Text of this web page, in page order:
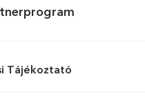
Tájékoztató